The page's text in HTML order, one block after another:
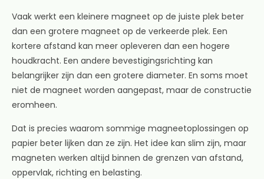
Vaak werkt een kleinere magneet op de juiste plek beter
dan een grotere magneet op de verkeerde plek. Een
kortere afstand kan meer opleveren dan een hogere
houdkracht. Een andere bevestigingsrichting kan
belangrijker zijn dan een grotere diameter. En soms moet
niet de magneet worden aangepast, maar de constructie
eromheen.
Dat is precies waarom sommige magneetoplossingen op
papier beter lijken dan ze zijn. Het idee kan slim zijn, maar
magneten werken altijd binnen de grenzen van afstand,
oppervlak, richting en belasting.